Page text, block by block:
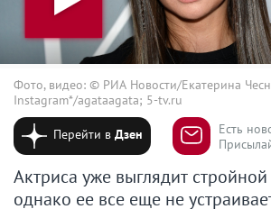
Фото, видео: © РИА Новости/Екатерина
Instagram*/agataagata; 5-tv.ru
Перейти вДзен
Есть
Актриса уже выглядит
однако ее все еще не